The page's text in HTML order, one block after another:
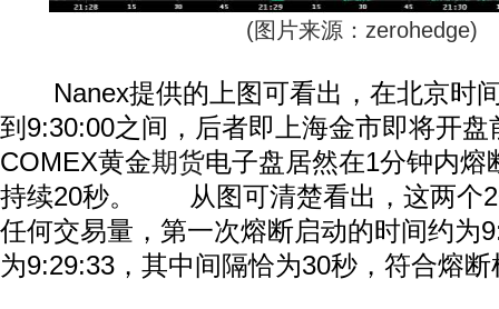
(图片来源：zerohedge)
Nanex提供的上图可看出，在北京时
到9:30:00之间，后者即上海金市即将开盘
COMEX黄金期货电子盘居然在1分钟内熔
持续20秒。 从图可清楚看出，这两个
任何交易量，第一次熔断启动的时间约为
为9:29:33，其中间隔恰为30秒，符合熔